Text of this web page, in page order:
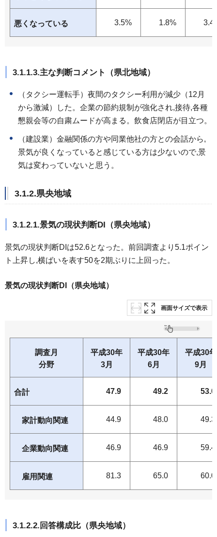
悪くなっている 3.5% 1.8%
3.1.1.3.主な判断コメント（県北地域）
（タクシー運転手）夜間のタクシー利用が減少（12月
から激減）した。企業の節約規制が強化され,接待,各種
懇親会等の自粛ムードが高まる。飲食店閉店が目立つ。
（建設業）金融関係の方や同業他社の方との会話から,
景気が良くなっていると感じている方は少ないので,景
気は変わっていないと思う。
3.1.2.県央地域
3.1.2.1.景気の現状判断DI（県央地域）
景気の現状判断DIは52.6となった。前回調査より5.1ポイン
ト上昇し,横ばいを表す50を2期ぶりに上回った。
景気の現状判断DI（県央地域）
画面サイズで表示
調査月
分野
平成30年
3月
平成30年
6月
平成30年
9月
合計 47.9 49.2 53.0
家計動向関連 44.9 48.0 49.3
企業動向関連 46.9 46.9 59.4
雇用関連 81.3 65.0 60.0
3.1.2.2.回答構成比（県央地域）